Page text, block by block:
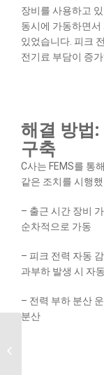
장비를 사용하고
동시에 가동하면
있었습니다. 피크
전기료 부담이 증
해결 방법
구축
C사는 FEMS를 통
같은 조치를 시행
– 출근 시간 장비
순차적으로 가동
– 피크 전력 자동
과부하 발생 시 자
– 전력 부하 분산
분산